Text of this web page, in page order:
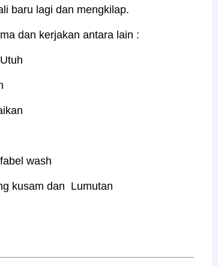
baru lagi dan mengkilap.
dan kerjakan antara lain :
wash
kusam dan Lumutan